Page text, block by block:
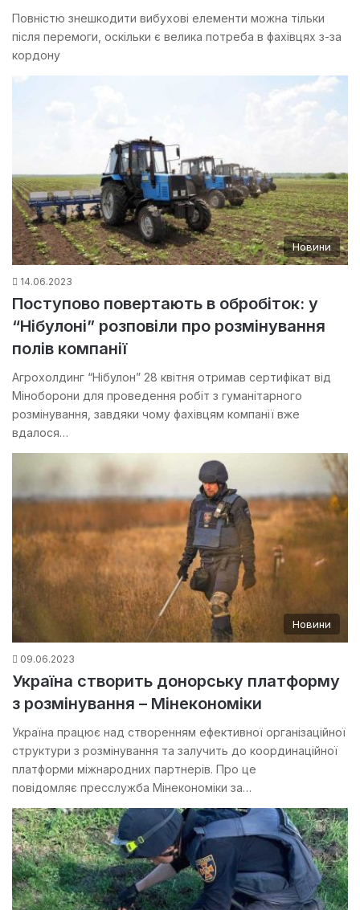
Повністю знешкодити вибухові елементи можна тільки
після перемоги, оскільки є велика потреба в фахівцях з-за
кордону
Новини
14.06.2023
Поступово повертають в обробіток: у
“Нібулоні” розповіли про розмінування
полів компанії
Агрохолдинг “Нібулон” 28 квітня отримав сертифікат від
Міноборони для проведення робіт з гуманітарного
розмінування, завдяки чому фахівцям компанії вже
вдалося…
Новини
09.06.2023
Україна створить донорську платформу
з розмінування – Мінекономіки
Україна працює над створенням ефективної організаційної
структури з розмінування та залучить до координаційної
платформи міжнародних партнерів. Про це
повідомляє пресслужба Мінекономіки за…